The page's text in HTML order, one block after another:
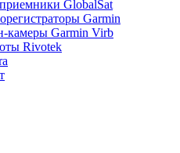
GlobalSat
Garmin
камеры Garmin Virb
Rivotek